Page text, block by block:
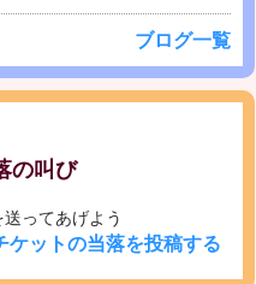
ブログ一覧
の叫び
ってあげよう
ケットの当落を投稿する